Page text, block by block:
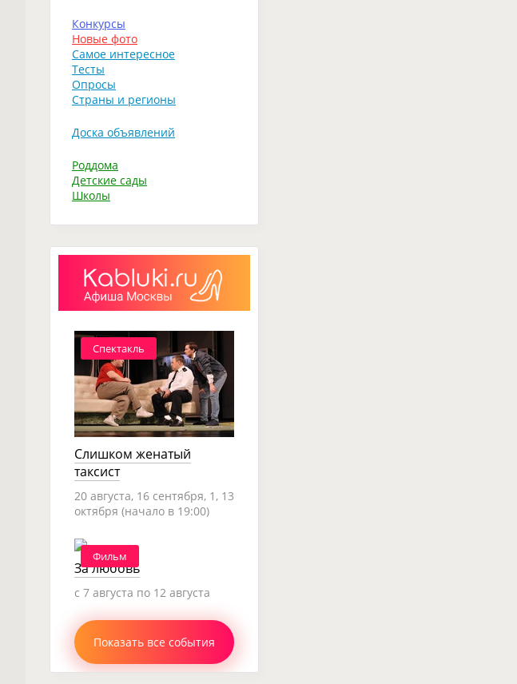
Конкурсы
Новые фото
Самое интересное
Тесты
Опросы
Страны и регионы
Доска объявлений
Роддома
Детские сады
Школы
Спектакль
Слишком женатый
таксист
20 августа, 16 сентября, 1, 13
октября (начало в 19:00)
Фильм
За любовь
c 7 августа по 12 августа
Показать все события